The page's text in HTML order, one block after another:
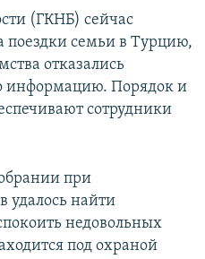
(ГКНБ) сейчас
поездки семьи в Турцию,
отказались
информацию. Порядок и
сотрудники
при
удалось найти
недовольных
под охраной